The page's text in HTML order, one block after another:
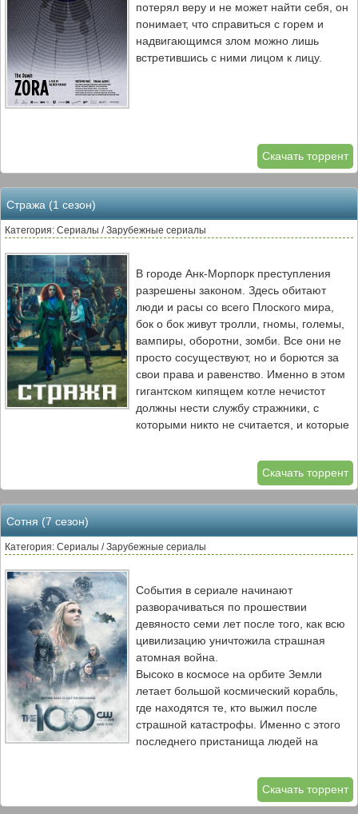
потерял веру и не может найти себя, он
понимает, что справиться с горем и
надвигающимся злом можно лишь
встретившись с ними лицом к лицу.
Скачать торрент
Стража (1 сезон)
Категория: Сериалы / Зарубежные сериалы
В городе Анк-Морпорк преступления
разрешены законом. Здесь обитают
люди и расы со всего Плоского мира,
бок о бок живут тролли, гномы, големы,
вампиры, оборотни, зомби. Все они не
просто сосуществуют, но и борются за
свои права и равенство. Именно в этом
гигантском кипящем котле нечистот
должны нести службу стражники, с
которыми никто не считается, и которые
закон. Но появление решительного
новичка и ошибка прошлого заставят
стражу и ее капитана вспомнить о долге.
Адаптация фэнтези-сатиры Терри
Скачать торрент
Сотня (7 сезон)
Категория: Сериалы / Зарубежные сериалы
События в сериале начинают
разворачиваться по прошествии
девяносто семи лет после того, как всю
цивилизацию уничтожила страшная
атомная война.
Высоко в космосе на орбите Земли
летает большой космический корабль,
где находятся те, кто выжил после
страшной катастрофы. Именно с этого
последнего пристанища людей на
на котором находятся сто малолетних
Скачать торрент